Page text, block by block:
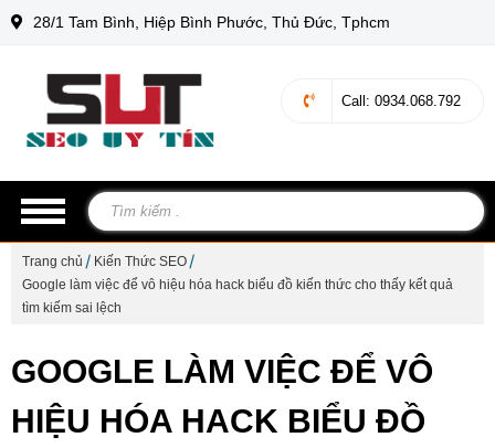
Trang chủ
Kiến Thức SEO
Google làm việc để vô hiệu hóa hack biểu đồ kiến thức cho thấy kết quả
tìm kiếm sai lệch
GOOGLE LÀM VIỆC ĐỂ VÔ
HIỆU HÓA HACK BIỂU ĐỒ
28/1 Tam Bình, Hiệp Bình Phước, Thủ Đức, Tphcm
Call : 0934.068.792